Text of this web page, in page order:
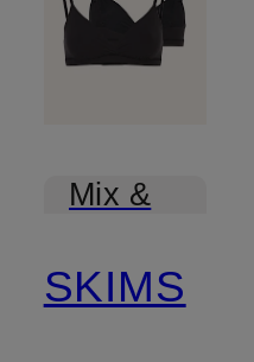
Mix &
SKIMS